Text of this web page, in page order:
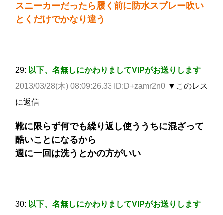
スニーカーだったら履く前に防水スプレー吹い
とくだけでかなり違う
29: 以下、名無しにかわりましてVIPがお送りします
2013/03/28(木) 08:09:26.33 ID:D+zamr2n0 ▼このレス
に返信
靴に限らず何でも繰り返し使ううちに混ざって
酷いことになるから
週に一回は洗うとかの方がいい
30: 以下、名無しにかわりましてVIPがお送りします